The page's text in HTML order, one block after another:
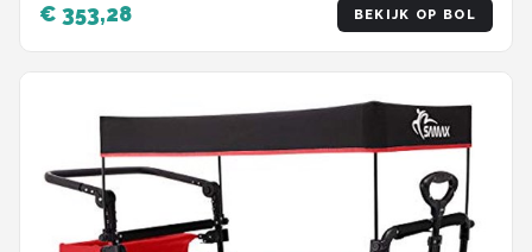
€ 353,28 BEKIJK OP BOL